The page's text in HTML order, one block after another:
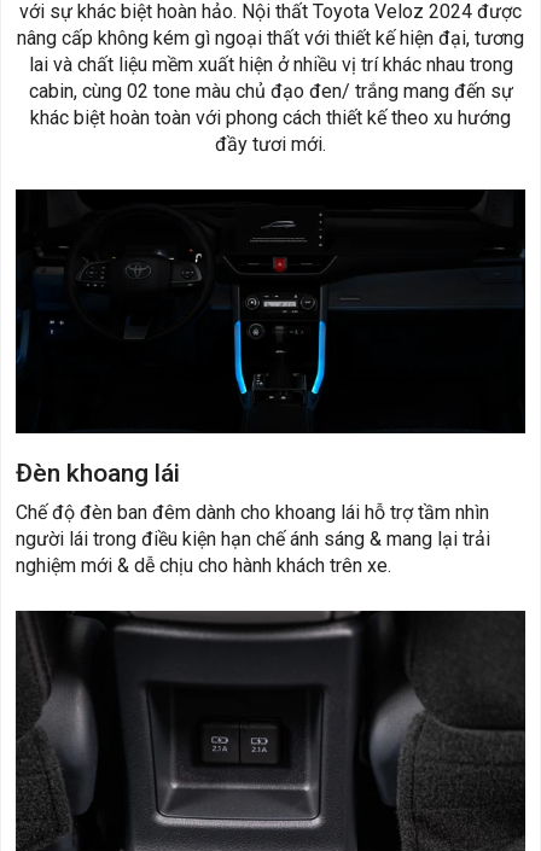
với sự khác biệt hoàn hảo. Nội thất Toyota Veloz 2024 được
nâng cấp không kém gì ngoại thất với thiết kế hiện đại, tương
lai và chất liệu mềm xuất hiện ở nhiều vị trí khác nhau trong
cabin, cùng 02 tone màu chủ đạo đen/ trắng mang đến sự
khác biệt hoàn toàn với phong cách thiết kế theo xu hướng
đầy tươi mới.
Đèn khoang lái
Chế độ đèn ban đêm dành cho khoang lái hỗ trợ tầm nhìn
người lái trong điều kiện hạn chế ánh sáng & mang lại trải
nghiệm mới & dễ chịu cho hành khách trên xe.